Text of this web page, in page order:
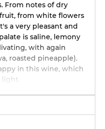
From notes of dry
from white flowers
a very pleasant and
is saline, lemony
with again
roasted pineapple).
in this wine, which